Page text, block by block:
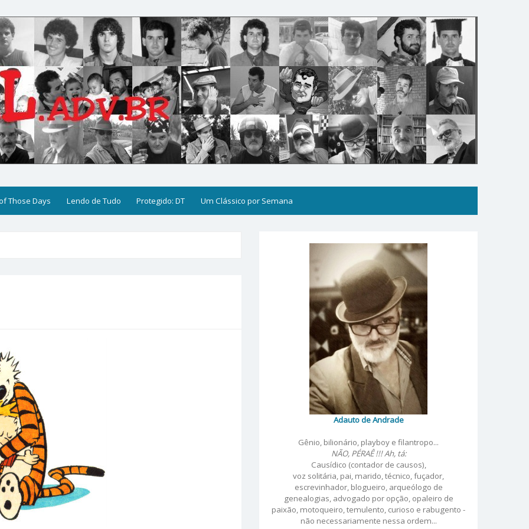
Those Days Lendo de Tudo Protegido: DT Um Clássico por Semana
Adauto de Andrade
Gênio, bilionário, playboy e filantropo...
NÃO, PÉRAÊ !!! Ah, tá:
Causídico (contador de causos),
voz solitária, pai, marido, técnico, fuçador,
escrevinhador, blogueiro, arqueólogo de
genealogias, advogado por opção, opaleiro de
paixão, motoqueiro, temulento, curioso e rabugento -
não necessariamente nessa ordem...